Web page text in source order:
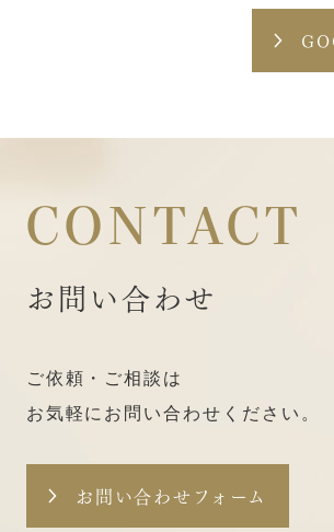
CONTACT
お問い合わせ
ご依頼・ご相談は
お気軽にお問い合わせください。
お問い合わせフォーム